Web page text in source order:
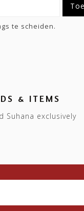
te scheiden.
& ITEMS
Suhana exclusively